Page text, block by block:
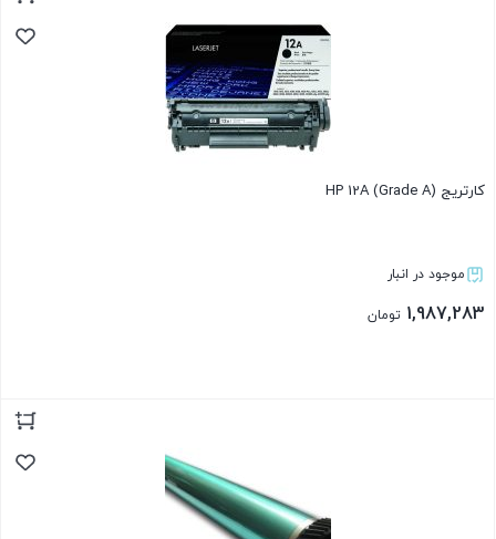
کارتریج HP 12A (Grade A)
موجود در انبار
1,987,283 تومان